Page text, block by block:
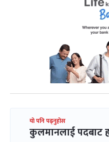
यो पनि पढ्नुहोस
कुलमानलाई पदबाट